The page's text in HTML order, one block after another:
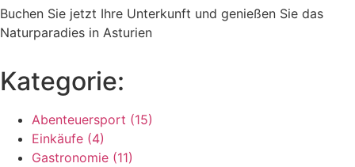
Buchen Sie jetzt Ihre Unterkunft und genießen Sie das
Naturparadies in Asturien
Kategorie:
Abenteuersport (15)
Einkäufe (4)
Gastronomie (11)